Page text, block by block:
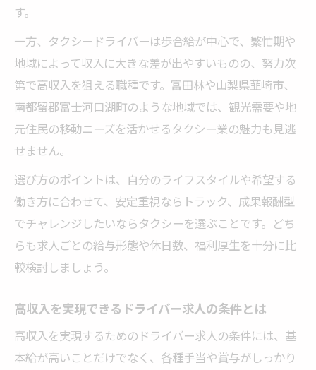
す。
一方、タクシードライバーは歩合給が中心で、繁忙期や
地域によって収入に大きな差が出やすいものの、努力次
第で高収入を狙える職種です。富田林や山梨県韮崎市、
南都留郡富士河口湖町のような地域では、観光需要や地
元住民の移動ニーズを活かせるタクシー業の魅力も見逃
せません。
選び方のポイントは、自分のライフスタイルや希望する
働き方に合わせて、安定重視ならトラック、成果報酬型
でチャレンジしたいならタクシーを選ぶことです。どち
らも求人ごとの給与形態や休日数、福利厚生を十分に比
較検討しましょう。
高収入を実現できるドライバー求人の条件とは
高収入を実現するためのドライバー求人の条件には、基
本給が高いことだけでなく、各種手当や賞与がしっかり